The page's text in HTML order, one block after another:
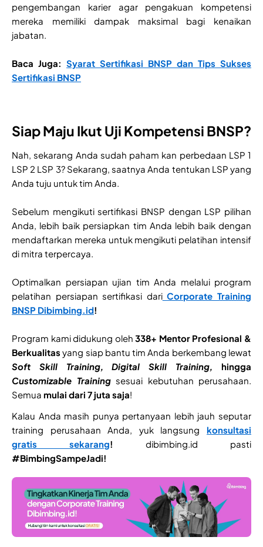
pengembangan karier agar pengakuan kompetensi
mereka memiliki dampak maksimal bagi kenaikan
jabatan.
Baca Juga: Syarat Sertifikasi BNSP dan Tips Sukses
Sertifikasi BNSP
Siap Maju Ikut Uji Kompetensi BNSP?
Nah, sekarang Anda sudah paham kan perbedaan LSP 1
LSP 2 LSP 3? Sekarang, saatnya Anda tentukan LSP yang
Anda tuju untuk tim Anda.
Sebelum mengikuti sertifikasi BNSP dengan LSP pilihan
Anda, lebih baik persiapkan tim Anda lebih baik dengan
mendaftarkan mereka untuk mengikuti pelatihan intensif
di mitra terpercaya.
Optimalkan persiapan ujian tim Anda melalui program
pelatihan persiapan sertifikasi dari Corporate Training
BNSP Dibimbing.id!
Program kami didukung oleh338+ Mentor Profesional &
Berkualitas yang siap bantu tim Anda berkembang lewat
Soft Skill Training, Digital Skill Training, hingga
Customizable Trainingsesuai kebutuhan perusahaan.
Semua mulai dari 7 juta saja!
Kalau Anda masih punya pertanyaan lebih jauh seputar
training perusahaan Anda, yuk langsung konsultasi
gratis sekarang!
dibimbing.id pasti
#BimbingSampeJadi!